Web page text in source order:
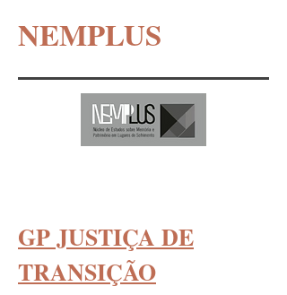
NEMPLUS
GP JUSTIÇA DE
TRANSIÇÃO